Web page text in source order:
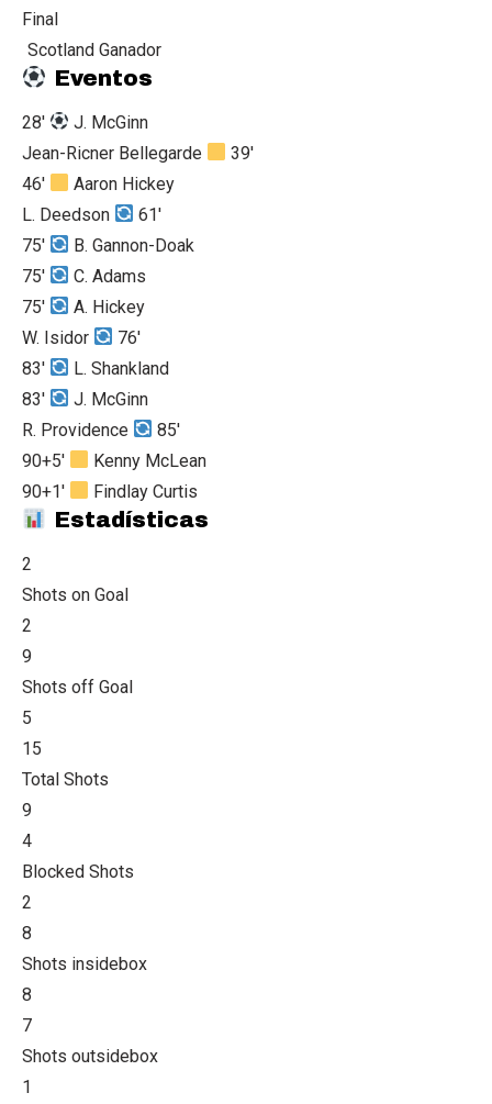
Final
Scotland Ganador
Eventos
28'
J. McGinn
Jean-Ricner Bellegarde
39'
46'
Aaron Hickey
L. Deedson
61'
75'
B. Gannon-Doak
75'
C. Adams
75'
A. Hickey
W. Isidor
76'
83'
L. Shankland
83'
J. McGinn
R. Providence
85'
90+5'
Kenny McLean
90+1'
Findlay Curtis
Estadísticas
2
Shots on Goal
2
9
Shots off Goal
5
15
Total Shots
9
4
Blocked Shots
2
8
Shots insidebox
8
7
Shots outsidebox
1